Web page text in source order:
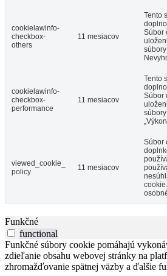
cookielawinfo-
checkbox-
others
11 mesiacov
Tento
Súbor
cookielawinfo-
checkbox-
performance
11 mesiacov
Tento
Súbor
viewed_cookie_
policy
11 mesiacov
Súbor
Funkčné
functional
Funkčné súbory cookie pomáhajú
zdieľanie obsahu webovej stránky na
zhromažďovanie spätnej väzby a ďalšie